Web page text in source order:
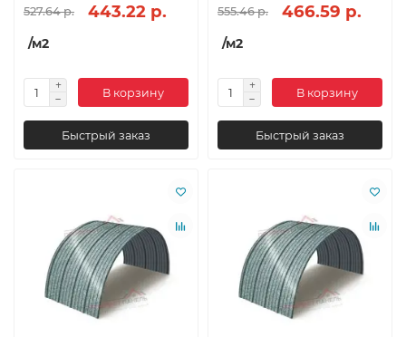
527.64 р. 443.22 р.
/м2
В корзину
Быстрый заказ
555.46 р. 466.59 р.
/м2
В корзину
Быстрый заказ